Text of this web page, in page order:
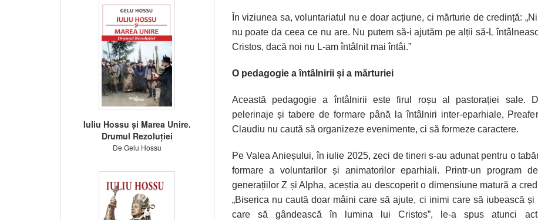
Iuliu Hossu și Marea Unire.
Drumul Rezoluției
De Gelu Hossu
În viziunea sa, voluntariatul nu e doar acțiune, ci mărturie de credință:
nu poate da ceea ce nu are. Nu putem să-i ajutăm pe alții să-L
Cristos, dacă noi nu L-am întâlnit mai întâi.”
O pedagogie a întâlnirii și a mărturiei
Această pedagogie a întâlnirii este firul roșu al pastorației sale.
pelerinaje și tabere de formare până la întâlniri inter-eparhiale,
Claudiu nu caută să organizeze evenimente, ci să formeze caractere.
Pe Valea Anieșului, în iulie 2025, zeci de tineri s-au adunat pentru o
formare a voluntarilor și animatorilor eparhiali. Printr-un program
generațiilor Z și Alpha, aceștia au descoperit o dimensiune matură a
„Biserica nu caută doar mâini care să ajute, ci inimi care să iubească și
care să gândească în lumina lui Cristos”, le-a spus atunci